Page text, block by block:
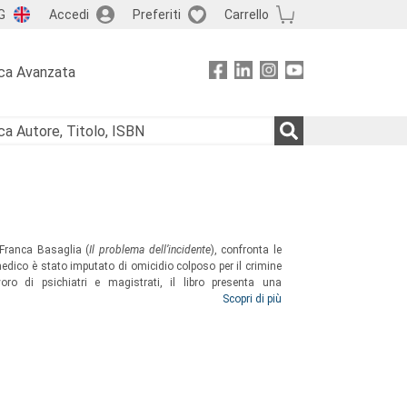
Accedi Preferiti Carrello
Avanzata
Basaglia (Il problema dell’incidente), confronta le
è stato imputato di omicidio colposo per il crimine
di psichiatri e magistrati, il libro presenta una
riguardanti Franco Basaglia, e costituisce un
Scopri di più